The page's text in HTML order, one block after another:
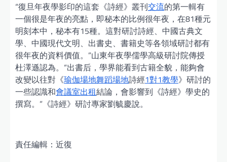
“復旦年夜學影印的這套《詩經》叢刊交流的第一輯有
一個很是年夜的亮點，即秘本的比例很年夜，在81種元
明刻本中，秘本有15種。這對研討詩經、中國古典文
學、中國現代文明、出書史、書籍史等各領域研討都有
很年夜的資料價值。”山東年夜學儒學高級研討院傳授
杜澤遜認為。“出書后，學界能看到古籍全貌，能夠會
改變以往對《瑜伽場地舞蹈場地詩經1對1教學》研討的
一些認識和會議室出租結論，會影響到《詩經》學史的
撰寫。”《詩經》研討專家劉毓慶說。
責任編輯：近復